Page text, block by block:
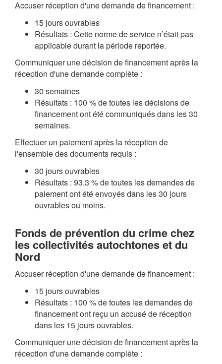
Accuser réception d'une demande de financement :
15 jours ouvrables
Résultats : Cette norme de service n’était pas
applicable durant la période reportée.
Communiquer une décision de financement après la
réception d'une demande complète :
30 semaines
Résultats : 100 % de toutes les décisions de
financement ont été communiqués dans les 30
semaines.
Effectuer un paiement après la réception de
l'ensemble des documents requis :
30 jours ouvrables
Résultats : 93.3 % de toutes les demandes de
paiement ont été envoyés dans les 30 jours
ouvrables ou moins.
Fonds de prévention du crime chez
les collectivités autochtones et du
Nord
Accuser réception d'une demande de financement :
15 jours ouvrables
Résultats : 100 % de toutes les demandes de
financement ont reçu un accusé de réception
dans les 15 jours ouvrables.
Communiquer une décision de financement après la
réception d'une demande complète :